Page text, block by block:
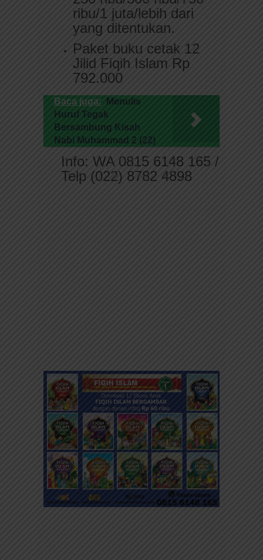
ribu/1 juta/lebih dari
yang ditentukan.
Paket buku cetak 12
Jilid Fiqih Islam Rp
792.000
Baca juga:
Menulis
Huruf Tegak
Bersambung Kisah
Nabi Muhammad 2 (22)
Info: WA 0815 6148 165 /
Telp (022) 8782 4898